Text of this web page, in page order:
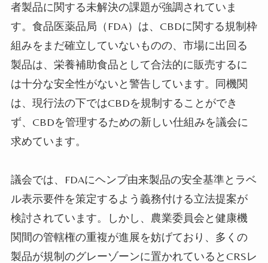
者製品に関する未解決の課題が強調されていま
す。食品医薬品局（FDA）は、CBDに関する規制枠
組みをまだ確立していないものの、市場に出回る
製品は、栄養補助食品として合法的に販売するに
は十分な安全性がないと警告しています。同機関
は、現行法の下ではCBDを規制することができ
ず、CBDを管理するための新しい仕組みを議会に
求めています。
議会では、FDAにヘンプ由来製品の安全基準とラベ
ル表示要件を策定するよう義務付ける立法提案が
検討されています。しかし、農業委員会と健康機
関間の管轄権の重複が進展を妨げており、多くの
製品が規制のグレーゾーンに置かれているとCRSレ